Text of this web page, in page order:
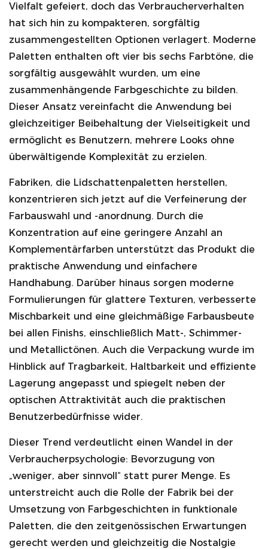
Vielfalt gefeiert, doch das Verbraucherverhalten
hat sich hin zu kompakteren, sorgfältig
zusammengestellten Optionen verlagert. Moderne
Paletten enthalten oft vier bis sechs Farbtöne, die
sorgfältig ausgewählt wurden, um eine
zusammenhängende Farbgeschichte zu bilden.
Dieser Ansatz vereinfacht die Anwendung bei
gleichzeitiger Beibehaltung der Vielseitigkeit und
ermöglicht es Benutzern, mehrere Looks ohne
überwältigende Komplexität zu erzielen.
Fabriken, die Lidschattenpaletten herstellen,
konzentrieren sich jetzt auf die Verfeinerung der
Farbauswahl und -anordnung. Durch die
Konzentration auf eine geringere Anzahl an
Komplementärfarben unterstützt das Produkt die
praktische Anwendung und einfachere
Handhabung. Darüber hinaus sorgen moderne
Formulierungen für glattere Texturen, verbesserte
Mischbarkeit und eine gleichmäßige Farbausbeute
bei allen Finishs, einschließlich Matt-, Schimmer-
und Metallictönen. Auch die Verpackung wurde im
Hinblick auf Tragbarkeit, Haltbarkeit und effiziente
Lagerung angepasst und spiegelt neben der
optischen Attraktivität auch die praktischen
Benutzerbedürfnisse wider.
Dieser Trend verdeutlicht einen Wandel in der
Verbraucherpsychologie: Bevorzugung von
„weniger, aber sinnvoll“ statt purer Menge. Es
unterstreicht auch die Rolle der Fabrik bei der
Umsetzung von Farbgeschichten in funktionale
Paletten, die den zeitgenössischen Erwartungen
gerecht werden und gleichzeitig die Nostalgie